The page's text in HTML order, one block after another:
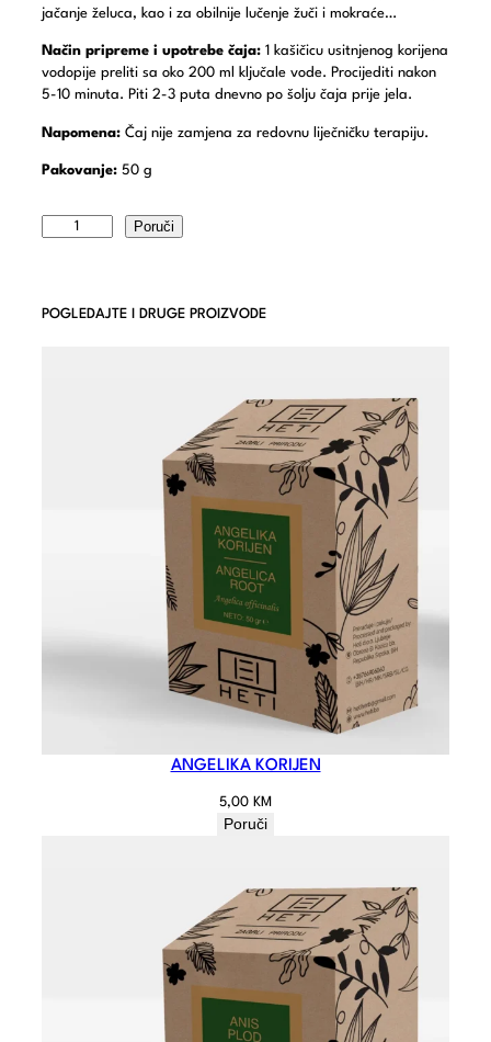
jačanje želuca, kao i za obilnije lučenje žuči i mokraće…
Način pripreme i upotrebe čaja: 1 kašičicu usitnjenog korijena
vodopije preliti sa oko 200 ml ključale vode. Procijediti nakon
5-10 minuta. Piti 2-3 puta dnevno po šolju čaja prije jela.
Napomena: Čaj nije zamjena za redovnu liječničku terapiju.
Pakovanje: 50 g
Poruči
POGLEDAJTE I DRUGE PROIZVODE
ANGELIKA KORIJEN
5,00 KM
Poruči